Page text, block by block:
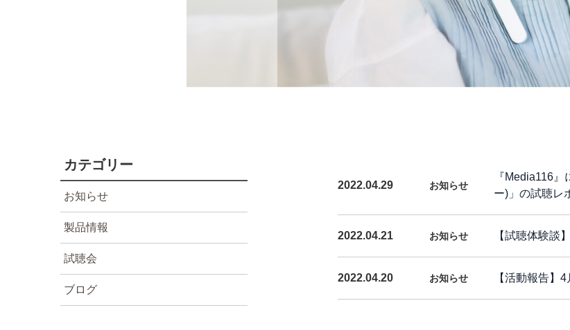
2022.04.29 お知らせ
『Media116
ー)」の試聴レ
2022.04.21 お知らせ 【試聴体験談
2022.04.20 お知らせ 【活動報告】
カテゴリー
お知らせ
製品情報
試聴会
ブログ